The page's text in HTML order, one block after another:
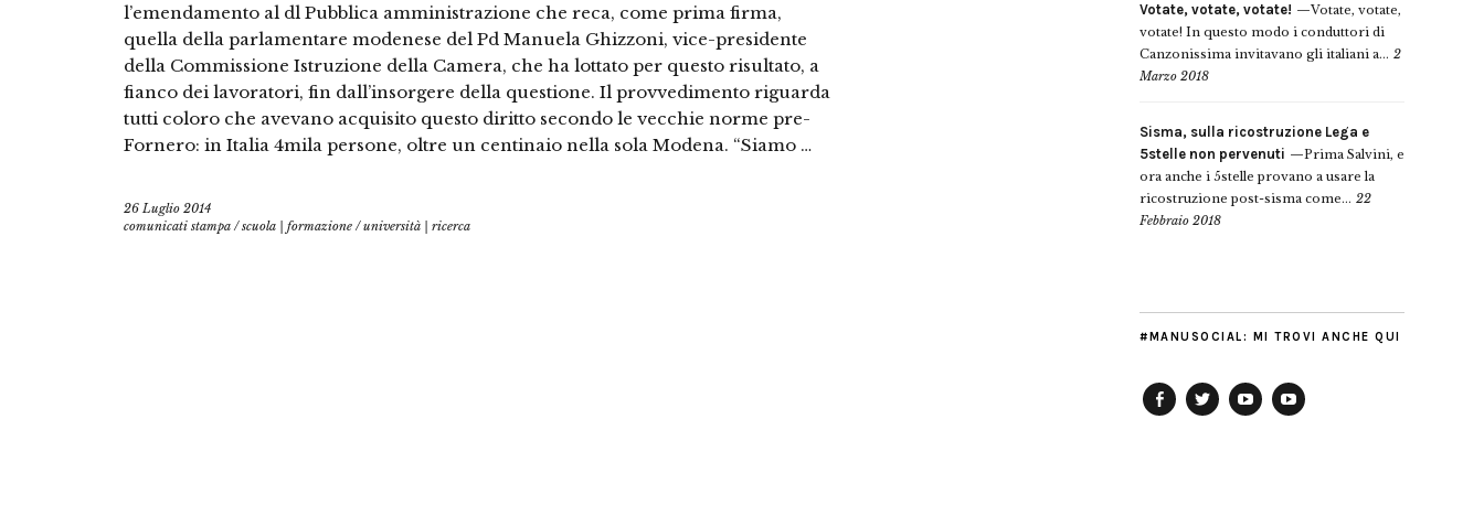
l’emendamento al dl Pubblica amministrazione che reca, come prima firma,
quella della parlamentare modenese del Pd Manuela Ghizzoni, vice-presidente
della Commissione Istruzione della Camera, che ha lottato per questo risultato, a
fianco dei lavoratori, fin dall’insorgere della questione. Il provvedimento riguarda
tutti coloro che avevano acquisito questo diritto secondo le vecchie norme pre-
Fornero: in Italia 4mila persone, oltre un centinaio nella sola Modena. “Siamo …
26 Luglio 2014
comunicati stampa /scuola | formazione /università | ricerca
Votate, votate, votate!
Votate, votate,
votate! In questo modo i conduttori di
Canzonissima invitavano gli italiani a... 2
Marzo 2018
Sisma, sulla ricostruzione Lega e
5stelle non pervenuti
Prima Salvini, e
ora anche i 5stelle provano a usare la
ricostruzione post-sisma come... 22
Febbraio 2018
#MANUSOCIAL: MI TROVI ANCHE QUI